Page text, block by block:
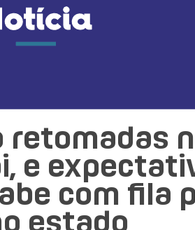
retomadas
e
com fila
estado